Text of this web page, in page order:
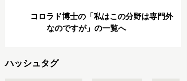
コロラド博士の「私はこの分野は専門外
なのですが」の一覧へ
ハッシュタグ